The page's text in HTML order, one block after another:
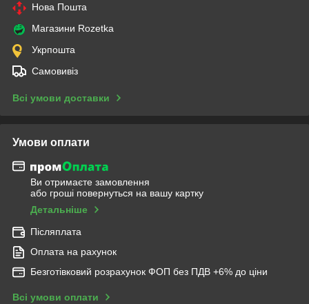
Нова Пошта
Магазини Rozetka
Укрпошта
Самовивіз
Всі умови доставки
Умови оплати
Ви отримаєте замовлення
або гроші повернуться на вашу картку
Детальніше
Післяплата
Оплата на рахунок
Безготівковий розрахунок ФОП без ПДВ +6% до ціни
Всі умови оплати